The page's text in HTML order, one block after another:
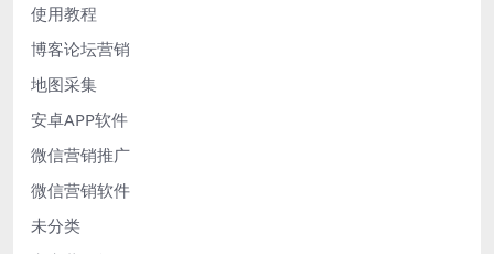
使用教程
博客论坛营销
地图采集
安卓APP软件
微信营销推广
微信营销软件
未分类